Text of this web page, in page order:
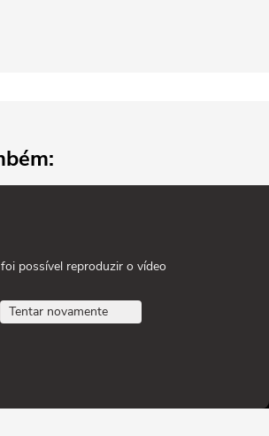
possível reproduzir o vídeo
Tentar novamente